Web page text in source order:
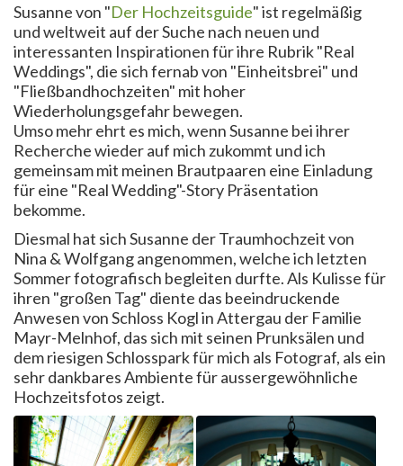
Susanne von "Der Hochzeitsguide" ist regelmäßig
und weltweit auf der Suche nach neuen und
interessanten Inspirationen für ihre Rubrik "Real
Weddings", die sich fernab von "Einheitsbrei" und
"Fließbandhochzeiten" mit hoher
Wiederholungsgefahr bewegen.
Umso mehr ehrt es mich, wenn Susanne bei ihrer
Recherche wieder auf mich zukommt und ich
gemeinsam mit meinen Brautpaaren eine Einladung
für eine "Real Wedding"-Story Präsentation
bekomme.
Diesmal hat sich Susanne der Traumhochzeit von
Nina & Wolfgang angenommen, welche ich letzten
Sommer fotografisch begleiten durfte. Als Kulisse für
ihren "großen Tag" diente das beeindruckende
Anwesen von Schloss Kogl in Attergau der Familie
Mayr-Melnhof, das sich mit seinen Prunksälen und
dem riesigen Schlosspark für mich als Fotograf, als ein
sehr dankbares Ambiente für aussergewöhnliche
Hochzeitsfotos zeigt.